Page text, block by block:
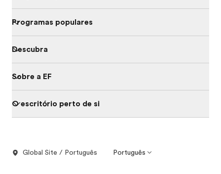
Programas populares
Descubra
Sobre a EF
O escritório perto de si
Global Site / Português Português